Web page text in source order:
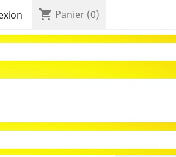
shopping_cart Panier (0)